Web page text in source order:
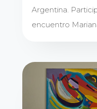
Argentina.
encuentro